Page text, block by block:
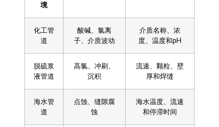
境
化工管
道
酸碱、氯离
子、介质波动
介质名称、浓
度、温度和pH
脱硫浆
液管道
高氯、冲刷、
沉积
流速、颗粒、壁
厚和焊缝
海水管
道
点蚀、缝隙腐
蚀
海水温度、流速
和停滞时间